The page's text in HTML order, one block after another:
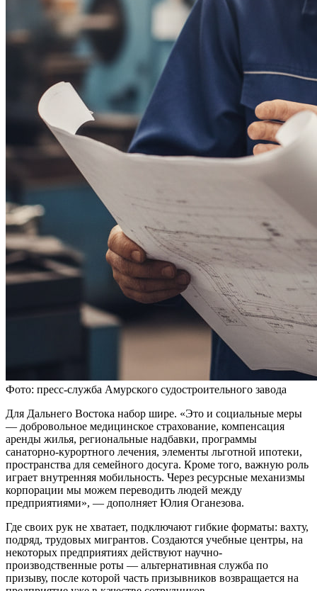
Фото: пресс-служба Амурского судостроительного завода
Для Дальнего Востока набор шире. «Это и социальные меры
— добровольное медицинское страхование, компенсация
аренды жилья, региональные надбавки, программы
санаторно-курортного лечения, элементы льготной ипотеки,
пространства для семейного досуга. Кроме того, важную роль
играет внутренняя мобильность. Через ресурсные механизмы
корпорации мы можем переводить людей между
предприятиями», — дополняет Юлия Оганезова.
Где своих рук не хватает, подключают гибкие форматы: вахту,
подряд, трудовых мигрантов. Создаются учебные центры, на
некоторых предприятиях действуют научно-
производственные роты — альтернативная служба по
призыву, после которой часть призывников возвращается на